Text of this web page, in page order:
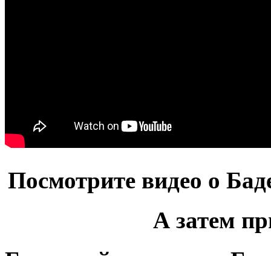
Посмотрите видео о
А затем